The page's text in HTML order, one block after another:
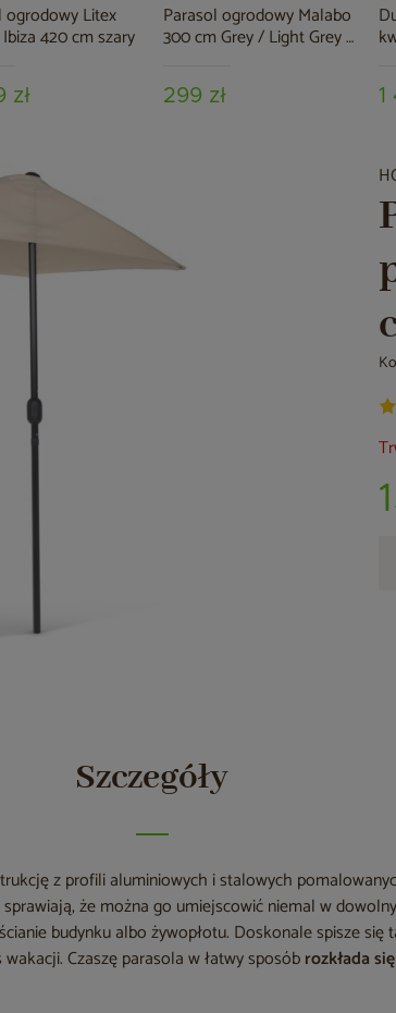
ogrodowy Litex
420 cm szary
zł
Parasol ogrodowy Malabo
300 cm Grey / Light Grey z
299 zł 1
Szczegóły
z profili aluminiowych i stalowych
że można go umiejscowić niemal w
budynku albo żywopłotu. Doskonale spisze się
Czaszę parasola w łatwy sposóbrozkłada